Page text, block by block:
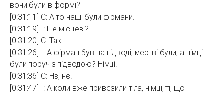
вони були в формі?
[0:31:11] С: А то наші були фірмани.
[0:31:19] І: Це місцеві?
[0:31:20] С: Так.
[0:31:26] І: А фірман був на підводі, мертві були, а німці
були поруч з підводою? Німці.
[0:31:36] С: Нє, нє.
[0:31:47] І: А коли вже привозили тіла, німці, ті, що